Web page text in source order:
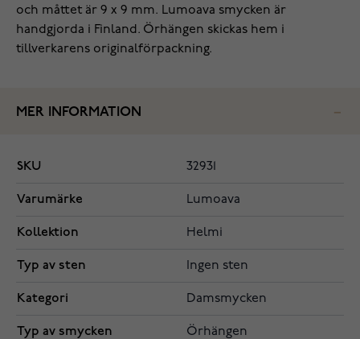
och måttet är 9 x 9 mm. Lumoava smycken är
handgjorda i Finland. Örhängen skickas hem i
tillverkarens originalförpackning.
MER INFORMATION
SKU 32931
Varumärke Lumoava
Kollektion Helmi
Typ av sten Ingen sten
Kategori Damsmycken
Typ av smycken Örhängen